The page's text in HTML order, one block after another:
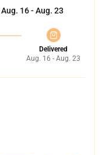
Aug. 16 - Aug. 23
Delivered
Aug. 16 - Aug. 23